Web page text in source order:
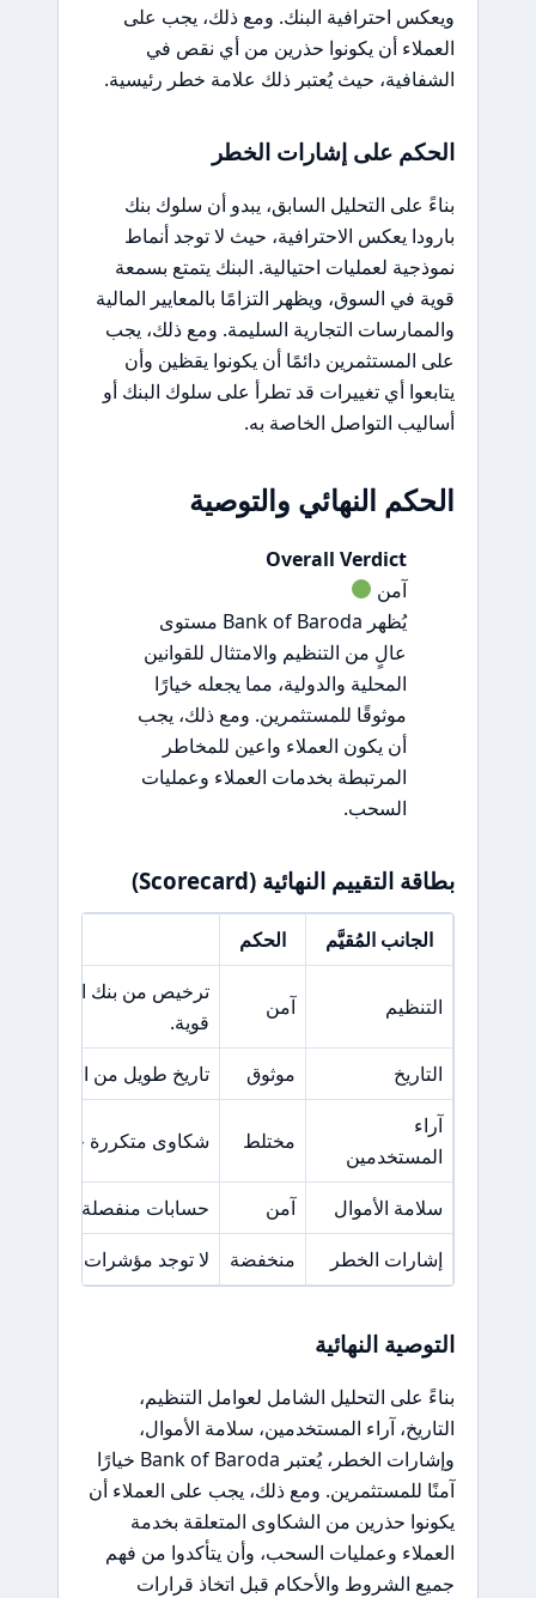
ويعكس احترافية البنك. ومع ذلك، يجب على
العملاء أن يكونوا حذرين من أي نقص في
الشفافية، حيث يُعتبر ذلك علامة خطر رئيسية.
الحكم على إشارات الخطر
بناءً على التحليل السابق، يبدو أن سلوك بنك
بارودا يعكس الاحترافية، حيث لا توجد أنماط
نموذجية لعمليات احتيالية. البنك يتمتع بسمعة
قوية في السوق، ويظهر التزامًا بالمعايير المالية
والممارسات التجارية السليمة. ومع ذلك، يجب
على المستثمرين دائمًا أن يكونوا يقظين وأن
يتابعوا أي تغييرات قد تطرأ على سلوك البنك أو
أساليب التواصل الخاصة به.
الحكم النهائي والتوصية
Overall Verdict
آمن
يُظهر Bank of Baroda مستوى
عالٍ من التنظيم والامتثال للقوانين
المحلية والدولية، مما يجعله خيارًا
موثوقًا للمستثمرين. ومع ذلك، يجب
أن يكون العملاء واعين للمخاطر
المرتبطة بخدمات العملاء وعمليات
السحب.
بطاقة التقييم النهائية (Scorecard)
الجانب المُقيَّم الحكم
التنظيم آمن
ترخيص من بنك الاحتياطي
قوية.
التاريخ
موثوق
تاريخ طويل من العمليات
آراء
المستخدمين
مختلط شكاوى متكررة حول خدمة
سلامة الأموال آمن
حسابات منفصلة وإجراءات
إشارات الخطر
منخفضة لا توجد مؤشرات واضحة
التوصية النهائية
بناءً على التحليل الشامل لعوامل التنظيم،
التاريخ، آراء المستخدمين، سلامة الأموال،
وإشارات الخطر، يُعتبر Bank of Baroda خيارًا
آمنًا للمستثمرين. ومع ذلك، يجب على العملاء أن
يكونوا حذرين من الشكاوى المتعلقة بخدمة
العملاء وعمليات السحب، وأن يتأكدوا من فهم
جميع الشروط والأحكام قبل اتخاذ قرارات